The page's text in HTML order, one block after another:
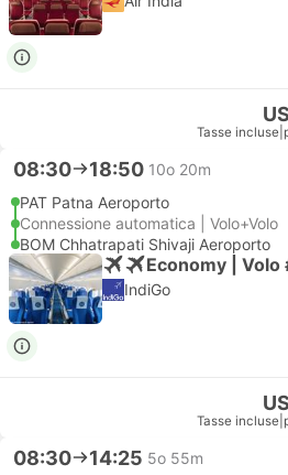
Tasse incluse
08:30 18:50 10o 20m
PAT Patna Aeroporto
Connessione automatica | Volo+Volo
BOM Chhatrapati Shivaji Aeroporto
Economy | Volo
IndiGo
Tasse incluse
08:30 14:25 5o 55m